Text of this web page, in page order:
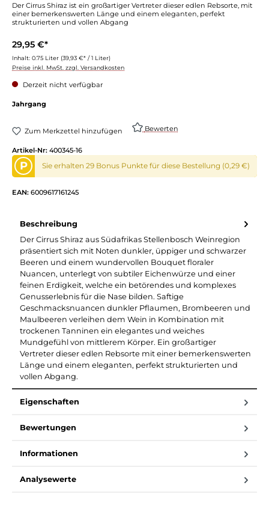
Der Cirrus Shiraz ist ein großartiger Vertreter dieser edlen Rebsorte, mit
einer bemerkenswerten Länge und einem eleganten, perfekt
strukturierten und vollen Abgang
29,95 €*
Inhalt: 0.75 Liter (39,93 €* / 1 Liter)
Preise inkl. MwSt. zzgl. Versandkosten
Derzeit nicht verfügbar
Jahrgang
Zum Merkzettel hinzufügen Bewerten
Artikel-Nr: 400345-16
P Sie erhalten 29 Bonus Punkte für diese Bestellung (0,29 €)
EAN: 6009617161245
Beschreibung
Der Cirrus Shiraz aus Südafrikas Stellenbosch Weinregion
präsentiert sich mit Noten dunkler, üppiger und schwarzer
Beeren und einem wundervollen Bouquet floraler
Nuancen, unterlegt von subtiler Eichenwürze und einer
feinen Erdigkeit, welche ein betörendes und komplexes
Genusserlebnis für die Nase bilden. Saftige
Geschmacksnuancen dunkler Pflaumen, Brombeeren und
Maulbeeren verleihen dem Wein in Kombination mit
trockenen Tanninen ein elegantes und weiches
Mundgefühl von mittlerem Körper. Ein großartiger
Vertreter dieser edlen Rebsorte mit einer bemerkenswerten
Länge und einem eleganten, perfekt strukturierten und
vollen Abgang.
Eigenschaften
Bewertungen
Informationen
Analysewerte